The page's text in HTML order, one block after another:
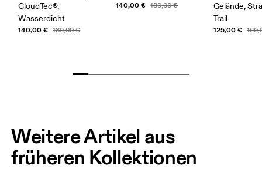
CloudTec®,
Wasserdicht
140,00 € 180,00 €
140,00 € 180,00 €
Gelände,
Trail
125,00 €
Weitere Artikel aus
früheren Kollektionen